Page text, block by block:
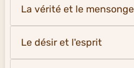
La vérité et le mensonge
Le désir et l'esprit